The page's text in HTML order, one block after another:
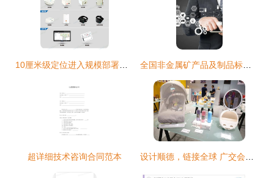
超详细技术咨询合同范本